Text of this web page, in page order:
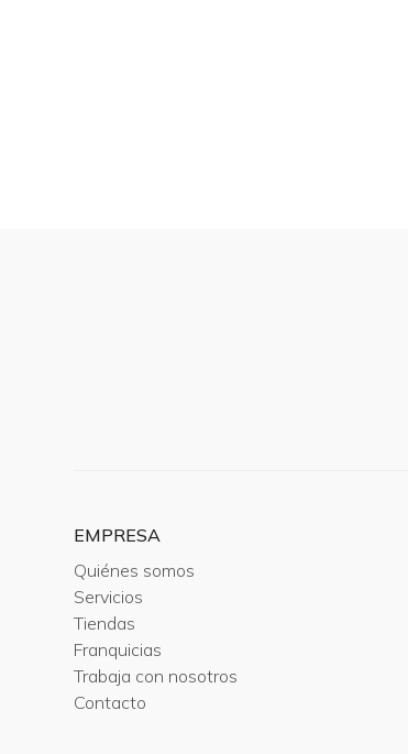
EMPRESA
Quiénes somos
Servicios
Tiendas
Franquicias
Trabaja con nosotros
Contacto